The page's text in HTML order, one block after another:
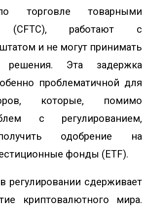
торговле товарными
(CFTC), работают с
и не могут принимать
решения. Эта задержка
проблематичной для
которые, помимо
с регулированием,
одобрение на
фонды (ETF).
регулировании сдерживает
криптовалютного мира.